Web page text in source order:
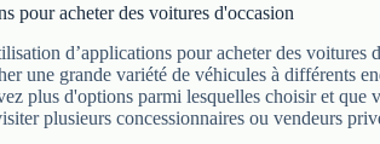
pour acheter des voitures d'occasion
d’applications pour acheter des voitures
une grande variété de véhicules à différents
plus d'options parmi lesquelles choisir et que
plusieurs concessionnaires ou vendeurs